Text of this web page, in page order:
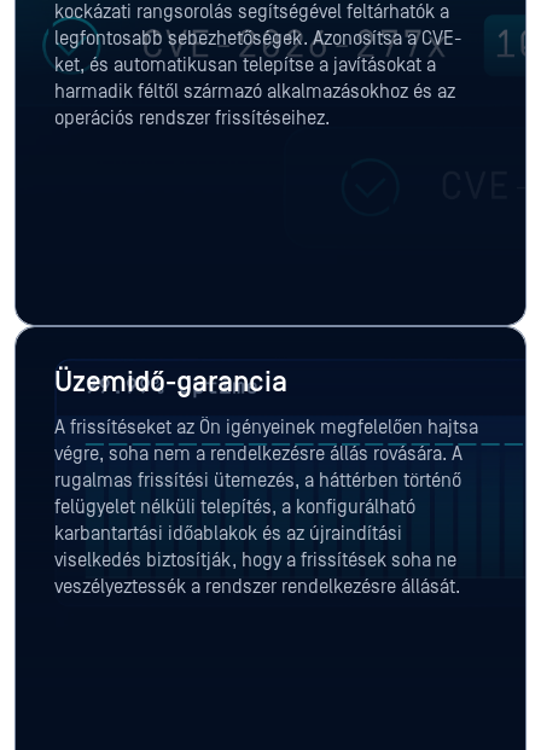
kockázati rangsorolás segítségével feltárhatók a
legfontosabb sebezhetőségek. Azonosítsa a CVE-
ket, és automatikusan telepítse a javításokat a
harmadik féltől származó alkalmazásokhoz és az
operációs rendszer frissítéseihez.
Üzemidő-garancia
A frissítéseket az Ön igényeinek megfelelően hajtsa
végre, soha nem a rendelkezésre állás rovására. A
rugalmas frissítési ütemezés, a háttérben történő
felügyelet nélküli telepítés, a konfigurálható
karbantartási időablakok és az újraindítási
viselkedés biztosítják, hogy a frissítések soha ne
veszélyeztessék a rendszer rendelkezésre állását.